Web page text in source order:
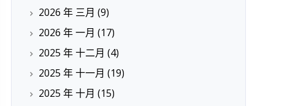
2026 年 三月 (9)
2026 年 一月 (17)
2025 年 十二月 (4)
2025 年 十一月 (19)
2025 年 十月 (15)